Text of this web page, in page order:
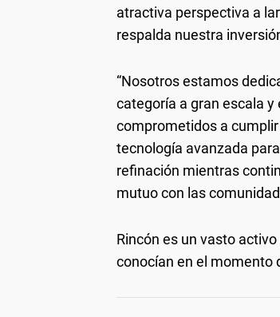
atractiva perspectiva a
respalda nuestra
“Nosotros estamos
categoría a gran escala
comprometidos a
tecnología avanzada
refinación mientras
mutuo con las
Rincón es un vasto
conocían en el momento